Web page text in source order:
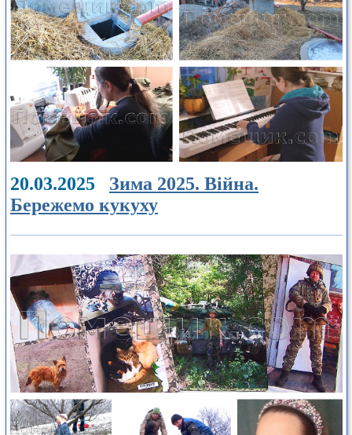
20.03.2025 Зима 2025. Війна.
Бережемо кукуху